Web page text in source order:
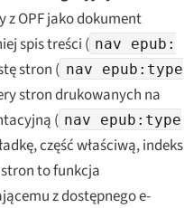
z OPF jako dokument
spis treści ( nav epub:
stron ( nav epub:type
stron drukowanych na
( nav epub:type
część właściwą, indeks
to funkcja
z dostępnego e-